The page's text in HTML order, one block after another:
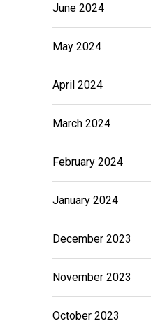
June 2024
May 2024
April 2024
March 2024
February 2024
January 2024
December 2023
November 2023
October 2023